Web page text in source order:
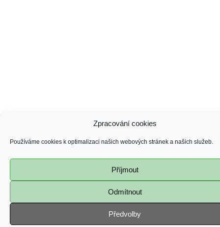
Zpracování cookies
Používáme cookies k optimalizaci našich webových stránek a našich služeb.
Příjmout
Odmítnout
Předvolby